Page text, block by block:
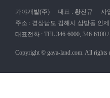
가야개발(주) 대표 : 황진규
사
주소 : 경상남도 김해시 삼방동 인
대표전화 : TEL 346-6000, 346-6100
Copyright © gaya-land.com. All rights